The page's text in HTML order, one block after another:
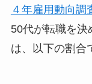
４年雇用動向調
50代が転職を決
は、以下の割合